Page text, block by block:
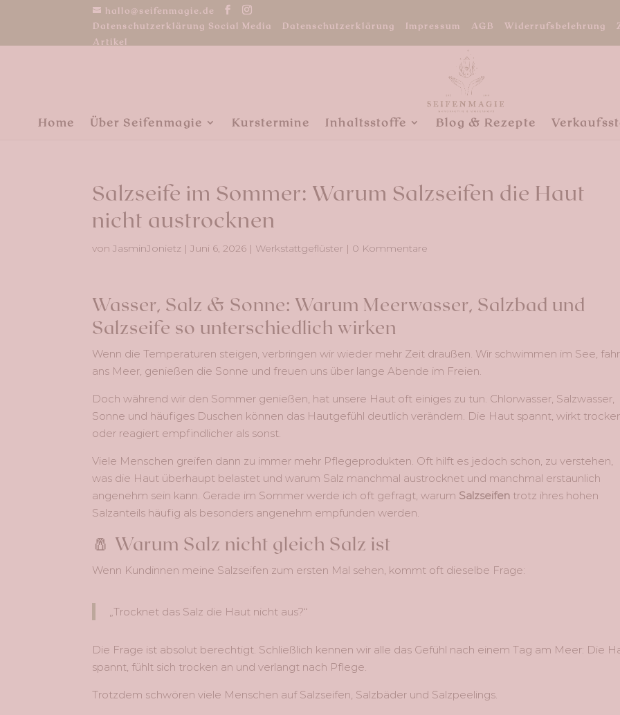
hallo@seifenmagie.de
Datenschutzerklärung Social Media
Datenschutzerklärung Impressum AGB Widerrufsbelehrung
Artikel
Home Über Seifenmagie Kurstermine Inhaltsstoffe Blog & Rezepte
Salzseife im Sommer: Warum Salzseifen die Haut
nicht austrocknen
von JasminJonietz| Juni 6, 2026| Werkstattgeflüster| 0 Kommentare
Wasser, Salz & Sonne: Warum Meerwasser, Salzbad und
Salzseife so unterschiedlich wirken
Wenn die Temperaturen steigen, verbringen wir wieder mehr Zeit draußen. Wir schwimmen im See,
ans Meer, genießen die Sonne und freuen uns über lange Abende im Freien.
Doch während wir den Sommer genießen, hat unsere Haut oft einiges zu tun. Chlorwasser, Salzwasser,
Sonne und häufiges Duschen können das Hautgefühl deutlich verändern. Die Haut spannt, wirkt
oder reagiert empfindlicher als sonst.
Viele Menschen greifen dann zu immer mehr Pflegeprodukten. Oft hilft es jedoch schon, zu verstehen,
was die Haut überhaupt belastet und warum Salz manchmal austrocknet und manchmal erstaunlich
angenehm sein kann. Gerade im Sommer werde ich oft gefragt, warum Salzseifentrotz ihres hohen
Salzanteils häufig als besonders angenehm empfunden werden.
🧂 Warum Salz nicht gleich Salz ist
Wenn Kundinnen meine Salzseifen zum ersten Mal sehen, kommt oft dieselbe Frage:
„Trocknet das Salz die Haut nicht aus?“
Die Frage ist absolut berechtigt. Schließlich kennen wir alle das Gefühl nach einem Tag am Meer: Die
spannt, fühlt sich trocken an und verlangt nach Pflege.
Trotzdem schwören viele Menschen auf Salzseifen, Salzbäder und Salzpeelings.